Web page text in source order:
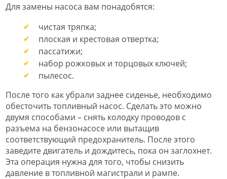
Для замены насоса вам понадобятся:
чистая тряпка;
плоская и крестовая отвертка;
пассатижи;
набор рожковых и торцовых ключей;
пылесос.
После того как убрали заднее сиденье, необходимо
обесточить топливный насос. Сделать это можно
двумя способами – снять колодку проводов с
разъема на бензонасосе или вытащив
соответствующий предохранитель. После этого
заведите двигатель и дождитесь, пока он заглохнет.
Эта операция нужна для того, чтобы снизить
давление в топливной магистрали и рампе.